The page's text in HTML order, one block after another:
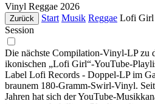
Vinyl Reggae 2026
Zurück Start Musik Reggae Lofi Girl
Session
Die nächste Compilation-Vinyl-LP zu
ikonischen „Lofi Girl“-YouTube-
Label Lofi Records - Doppel-LP im
braunem 180-Gramm-Swirl-Vinyl.
Jahren hat sich der YouTube-